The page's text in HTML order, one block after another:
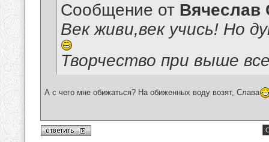
Сообщение от Вячеслав
Век живи,век учись! Но
Творчество при выше
А с чего мне обижаться? На обиженных воду возят, Слава